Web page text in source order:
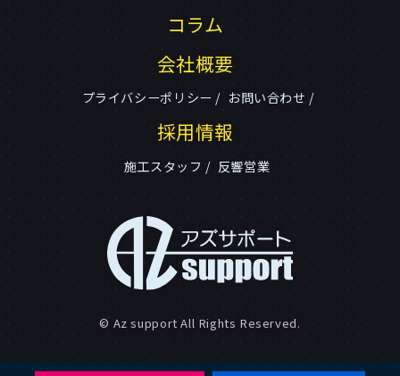
コラム
会社概要
プライバシーポリシー お問い合わせ
採用情報
施工スタッフ 反響営業
© Az support All Rights Reserved.